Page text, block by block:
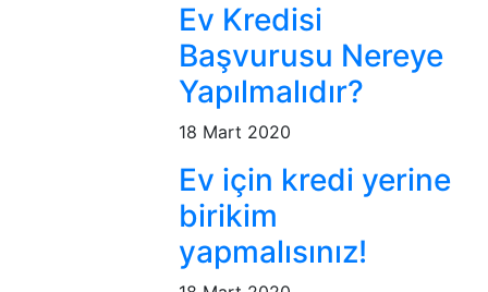
Ev Kredisi
Başvurusu Nereye
Yapılmalıdır?
18 Mart 2020
Ev için kredi yerine
birikim
yapmalısınız!